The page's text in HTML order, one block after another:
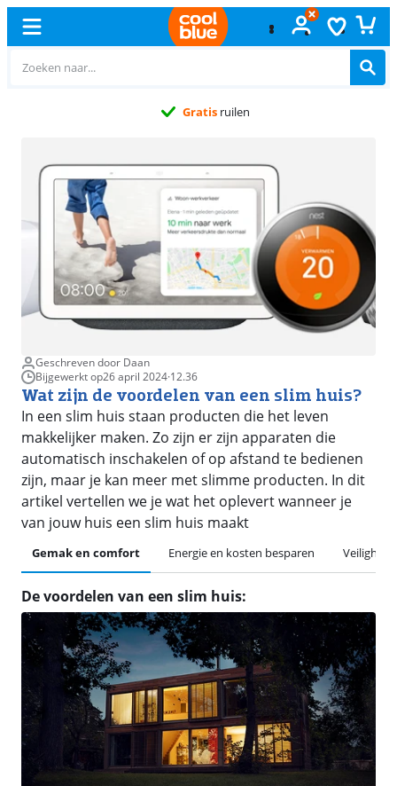
Gratis ruilen
Geschreven door Daan
Bijgewerkt op26 april 2024·12.36
Wat zijn de voordelen van een slim huis?
In een slim huis staan producten die het leven
makkelijker maken. Zo zijn er zijn apparaten die
automatisch inschakelen of op afstand te bedienen
zijn, maar je kan meer met slimme producten. In dit
artikel vertellen we je wat het oplevert wanneer je
van jouw huis een slim huis maakt
Gemak en comfort Energie en kosten besparen Veiligheid
De voordelen van een slim huis: